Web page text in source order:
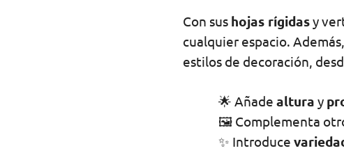
Con sus hojas rígidasy
cualquier espacio.
estilos de decoración,
🌟 Añade altura y
🖼️ Complementa
✨ Introduce